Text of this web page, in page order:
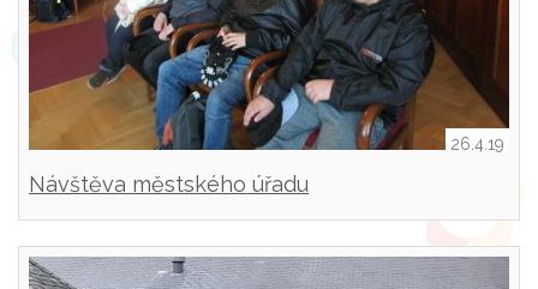
26.4.19
Návštěva městského úřadu